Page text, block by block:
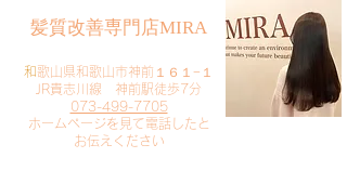
​髪質改善専門店MIRA
​和歌山県和歌山市神前１６１−１
JR貴志川線 神前駅徒歩7分
073-499-7705
​ホームページを見て電話したと
お伝えください